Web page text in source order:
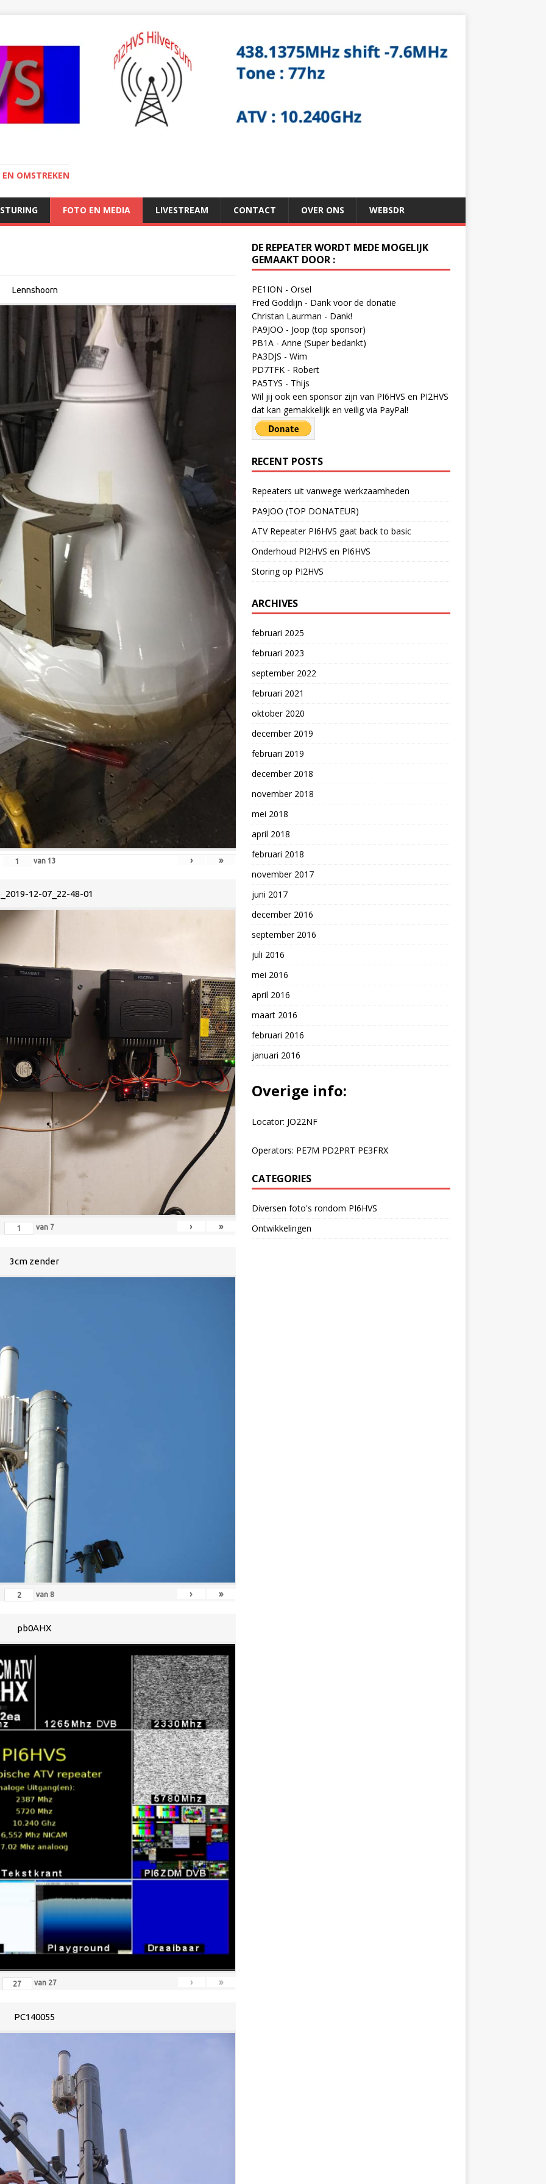
OMSTREKEN
FOTO EN MEDIA LIVESTREAM CONTACT OVER ONS WEBSDR
Lennshoorn
van 13 › »
12-07_22-48-01
van 7 › »
3cm zender
van 8 › »
pb0AHX
van 27 › »
PC140055
DE REPEATER WORDT MEDE MOGELIJK
GEMAAKT DOOR :
PE1ION - Orsel
Fred Goddijn - Dank voor de donatie
Christan Laurman - Dank!
PA9JOO - Joop (top sponsor)
PB1A - Anne (Super bedankt)
PA3DJS - Wim
PD7TFK - Robert
PA5TYS - Thijs
Wil jij ook een sponsor zijn van PI6HVS en PI2HVS
dat kan gemakkelijk en veilig via PayPal!
RECENT POSTS
Repeaters uit vanwege werkzaamheden
PA9JOO (TOP DONATEUR)
ATV Repeater PI6HVS gaat back to basic
Onderhoud PI2HVS en PI6HVS
Storing op PI2HVS
ARCHIVES
februari 2025
februari 2023
september 2022
februari 2021
oktober 2020
december 2019
februari 2019
december 2018
november 2018
mei 2018
april 2018
februari 2018
november 2017
juni 2017
december 2016
september 2016
juli 2016
mei 2016
april 2016
maart 2016
februari 2016
januari 2016
Overige info:
Locator: JO22NF
Operators: PE7M PD2PRT PE3FRX
CATEGORIES
Diversen foto's rondom PI6HVS
Ontwikkelingen